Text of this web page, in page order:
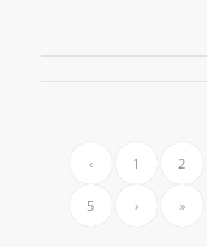
‹ 1 2
5 › »